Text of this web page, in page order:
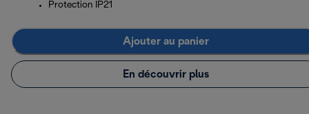
Protection IP21
Ajouter au panier
En découvrir plus